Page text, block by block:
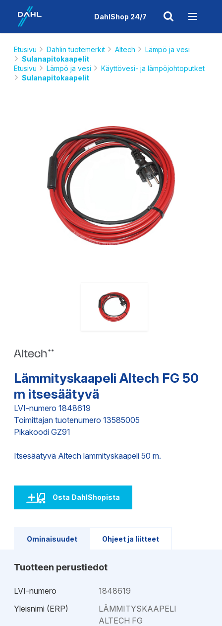
DahlShop 24/7
Etusivu Dahlin tuotemerkit Altech
Lämpö ja vesi
Sulanapitokaapelit
Etusivu
Lämpö ja vesi
Käyttövesi- ja lämpöjohtoputket
Sulanapitokaapelit
Lämmityskaapeli Altech FG 50
m itsesäätyvä
LVI-numero 1848619
Toimittajan tuotenumero 13585005
Pikakoodi GZ91
Itsesäätyvä Altech lämmityskaapeli 50 m.
Osta DahlShopista
Ominaisuudet Ohjeet ja liitteet
Tuotteen perustiedot
LVI-numero
1848619
Yleisnimi (ERP)
LÄMMITYSKAAPELI
ALTECH FG